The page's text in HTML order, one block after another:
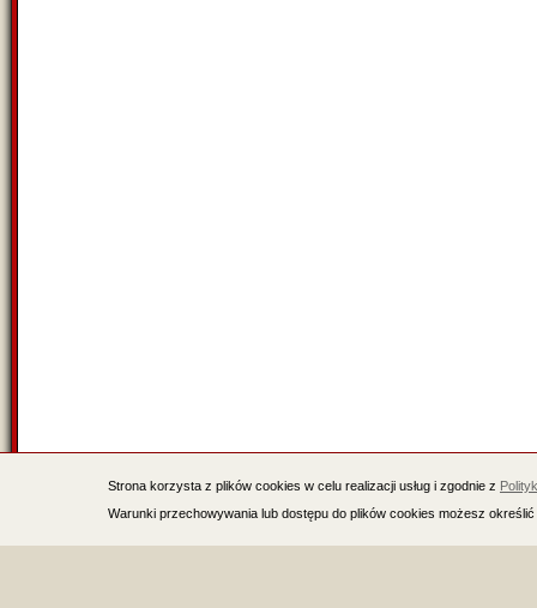
Strona korzysta z plików cookies w celu realizacji usług i zgodnie z
Warunki przechowywania lub dostępu do plików cookies możesz